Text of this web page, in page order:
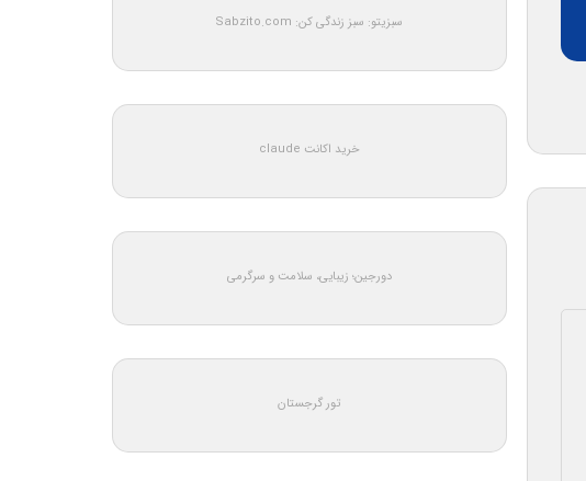
سبزیتو: سبز زندگی کن: Sabzito.com
خرید اکانت claude
دورجین؛ زیبایی، سلامت و سرگرمی
تور گرجستان